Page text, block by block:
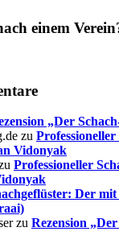
einem
„Der
zu
Vidonyak
Professioneller
Der
zu Rezension